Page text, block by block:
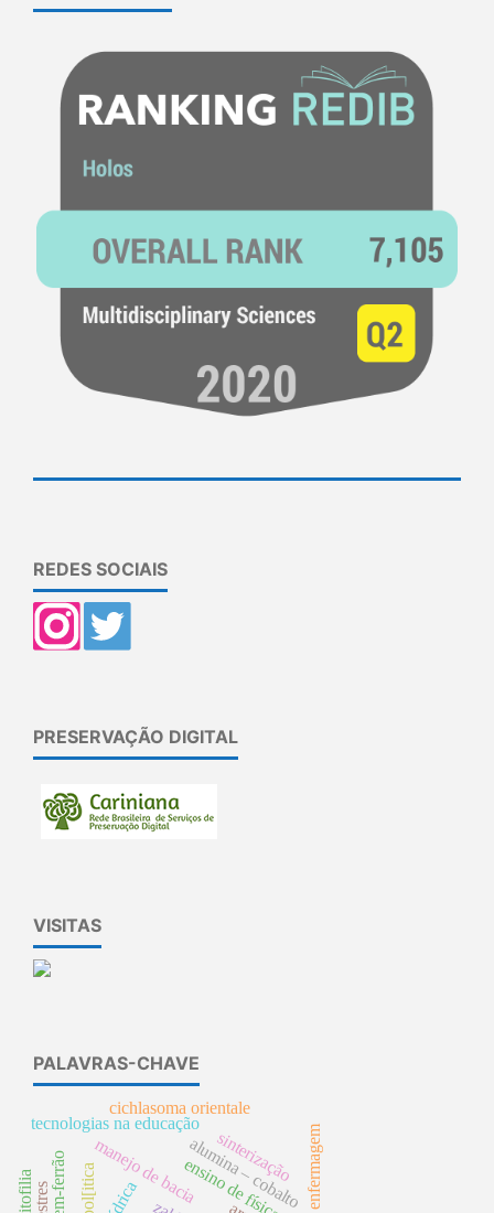
REDES SOCIAIS
PRESERVAÇÃO DIGITAL
VISITAS
PALAVRAS-CHAVE
ensino de física
manejo de bacia
tecnologias na educação
alumina – cobalto
sinterização
pol[itica
cichlasoma orientale